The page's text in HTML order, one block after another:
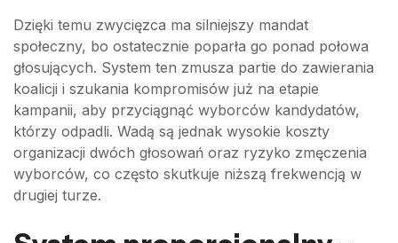
Dzięki temu zwycięzca ma silniejszy mandat
społeczny, bo ostatecznie poparła go ponad połowa
głosujących. System ten zmusza partie do zawierania
koalicji i szukania kompromisów już na etapie
kampanii, aby przyciągnąć wyborców kandydatów,
którzy odpadli. Wadą są jednak wysokie koszty
organizacji dwóch głosowań oraz ryzyko zmęczenia
wyborców, co często skutkuje niższą frekwencją w
drugiej turze.